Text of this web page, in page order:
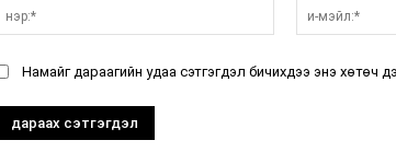
Намайг дараагийн удаа сэтгэгдэл бичихдээ энэ хөтөч